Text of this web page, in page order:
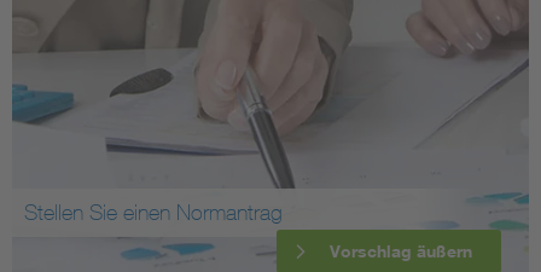
Stellen Sie einen Normantrag
Vorschlag äußern